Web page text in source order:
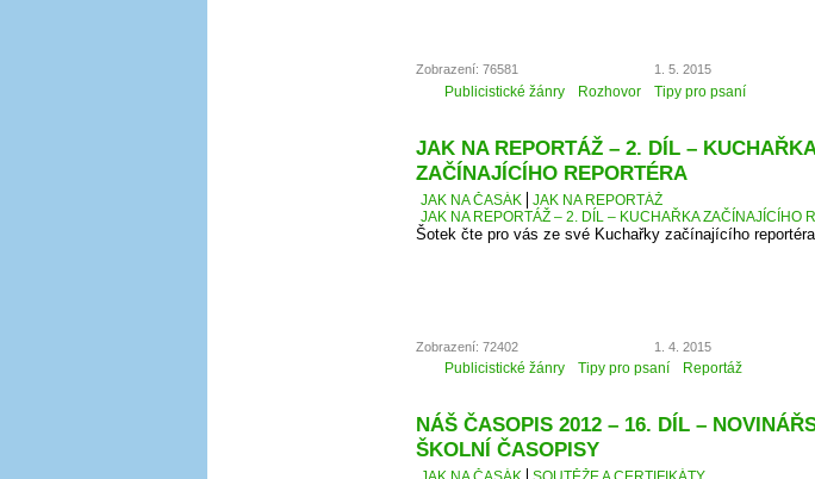
Zobrazení: 76581 1. 5. 2015
Publicistické žánry Rozhovor Tipy pro psaní
JAK NA REPORTÁŽ – 2. DÍL – KUCHAŘKA
ZAČÍNAJÍCÍHO REPORTÉRA
JAK NA ČASÁK
JAK NA REPORTÁŽ
JAK NA REPORTÁŽ – 2. DÍL – KUCHAŘKA ZAČÍNAJÍCÍHO
Šotek čte pro vás ze své Kuchařky začínajícího
Zobrazení: 72402 1. 4. 2015
Publicistické žánry Tipy pro psaní Reportáž
NÁŠ ČASOPIS 2012 – 16. DÍL –
ŠKOLNÍ ČASOPISY